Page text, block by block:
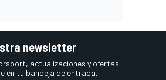
newsletter
actualizaciones y ofertas
en tu bandeja de entrada.